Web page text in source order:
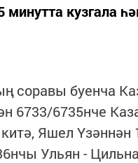
минутта кузгала
соравы буенча
6733/6735нче
Яшел Үзәннән
Ульян -